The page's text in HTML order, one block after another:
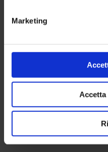
Marketing